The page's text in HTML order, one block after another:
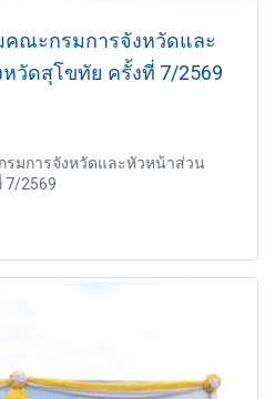
วัดสุโขทัย ครั้งที่ 7/2569
มการจังหวัดและหัวหน้าส่วน
7/2569